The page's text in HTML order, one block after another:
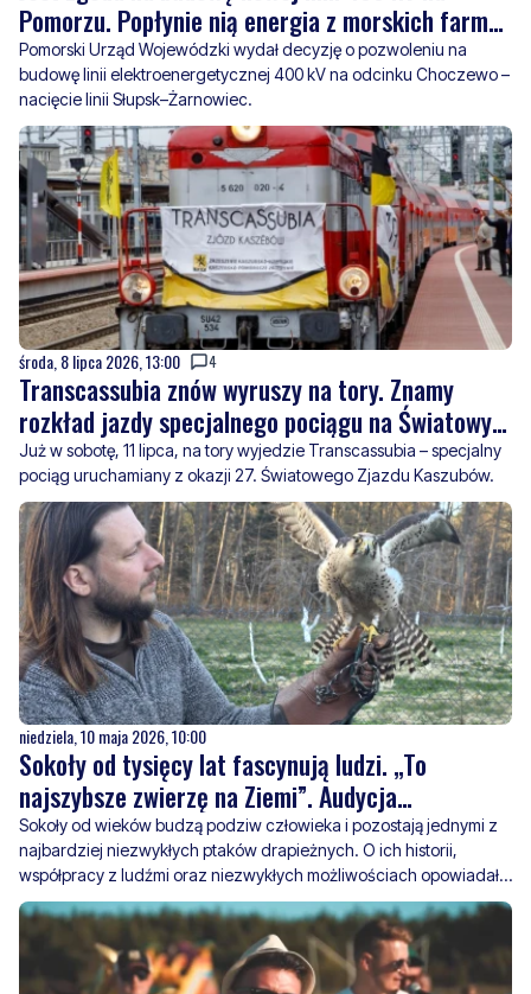
nacięcie linii Słupsk–Żarnowiec.
środa, 8 lipca 2026, 13:00 4
Transcassubia znów wyruszy na tory. Znamy
rozkład jazdy specjalnego pociągu na Światowy
Zjazd Kaszubów
Już w sobotę, 11 lipca, na tory wyjedzie Transcassubia – specjalny
pociąg uruchamiany z okazji 27. Światowego Zjazdu Kaszubów.
niedziela, 10 maja 2026, 10:00
Sokoły od tysięcy lat fascynują ludzi. „To
najszybsze zwierzę na Ziemi”. Audycja
"Szumistorie" w radio Norda FM
Sokoły od wieków budzą podziw człowieka i pozostają jednymi z
najbardziej niezwykłych ptaków drapieżnych. O ich historii,
współpracy z ludźmi oraz niezwykłych możliwościach opowiadał
w audycji „Szumistorie” w Radiu Norda FM sokolnik z
Nadleśnictwa Wejherowo Mateusz Heise. Rozmawiał z nim Jakub
Szumilas.